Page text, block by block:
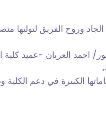
وروح الفريق لتوليها
احمد العريان -عميد كلية
الكبيرة في دعم الكلية